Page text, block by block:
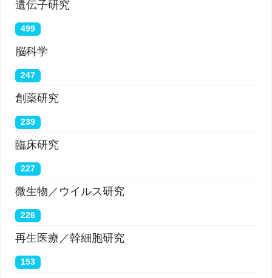
遺伝子研究
499
脳科学
247
創薬研究
239
臨床研究
227
微生物／ウイルス研究
226
再生医療／幹細胞研究
153